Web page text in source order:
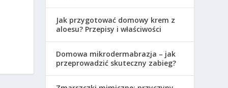
Jak przygotować domowy krem z
aloesu? Przepisy i właściwości
Domowa mikrodermabrazja – jak
przeprowadzić skuteczny zabieg?